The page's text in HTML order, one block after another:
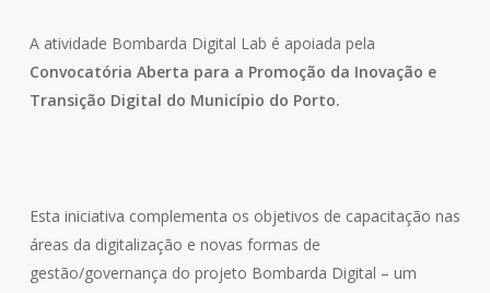
A atividade Bombarda Digital Lab é apoiada pela
Convocatória Aberta para a Promoção da Inovação e
Transição Digital do Município do Porto.
Esta iniciativa complementa os objetivos de capacitação nas
áreas da digitalização e novas formas de
gestão/governança do projeto Bombarda Digital – um